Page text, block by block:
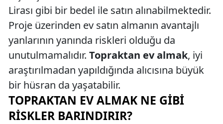
Lirası gibi bir bedel ile satın alınabilmektedir.
Proje üzerinden ev satın almanın avantajlı
yanlarının yanında riskleri olduğu da
unutulmamalıdır. Topraktan ev almak, iyi
araştırılmadan yapıldığında alıcısına büyük
bir hüsran da yaşatabilir.
TOPRAKTAN EV ALMAK NE GIBI
RISKLER BARINDIRIR?